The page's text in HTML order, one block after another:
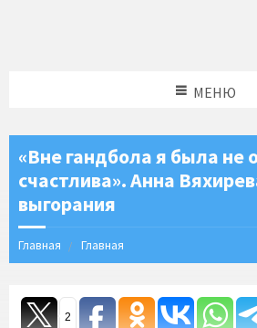
МЕНЮ
«Вне гандбола я была не
счастлива». Анна
выгорания
Главная Главная
2